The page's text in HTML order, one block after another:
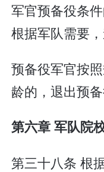
军官预备役条
根据军队需要
预备役军官按
龄的，退出预备
第六章 军队院
第三十八条 根